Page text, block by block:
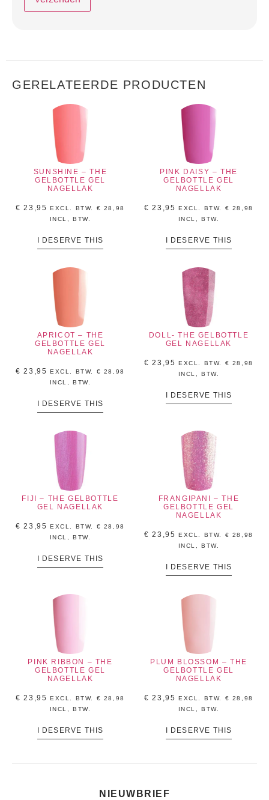
GERELATEERDE PRODUCTEN
SUNSHINE – THE
GELBOTTLE GEL
NAGELLAK
€ 23,95 EXCL. BTW. € 28,98
INCL, BTW.
I DESERVE THIS
PINK DAISY – THE
GELBOTTLE GEL
NAGELLAK
€ 23,95 EXCL. BTW. € 28,98
INCL, BTW.
I DESERVE THIS
APRICOT – THE
GELBOTTLE GEL
NAGELLAK
€ 23,95 EXCL. BTW. € 28,98
INCL, BTW.
I DESERVE THIS
DOLL- THE GELBOTTLE
GEL NAGELLAK
€ 23,95 EXCL. BTW. € 28,98
INCL, BTW.
I DESERVE THIS
FIJI – THE GELBOTTLE
GEL NAGELLAK
€ 23,95 EXCL. BTW. € 28,98
INCL, BTW.
I DESERVE THIS
FRANGIPANI – THE
GELBOTTLE GEL
NAGELLAK
€ 23,95 EXCL. BTW. € 28,98
INCL, BTW.
I DESERVE THIS
PINK RIBBON – THE
GELBOTTLE GEL
NAGELLAK
€ 23,95 EXCL. BTW. € 28,98
INCL, BTW.
I DESERVE THIS
PLUM BLOSSOM – THE
GELBOTTLE GEL
NAGELLAK
€ 23,95 EXCL. BTW. € 28,98
INCL, BTW.
I DESERVE THIS
NIEUWBRIEF